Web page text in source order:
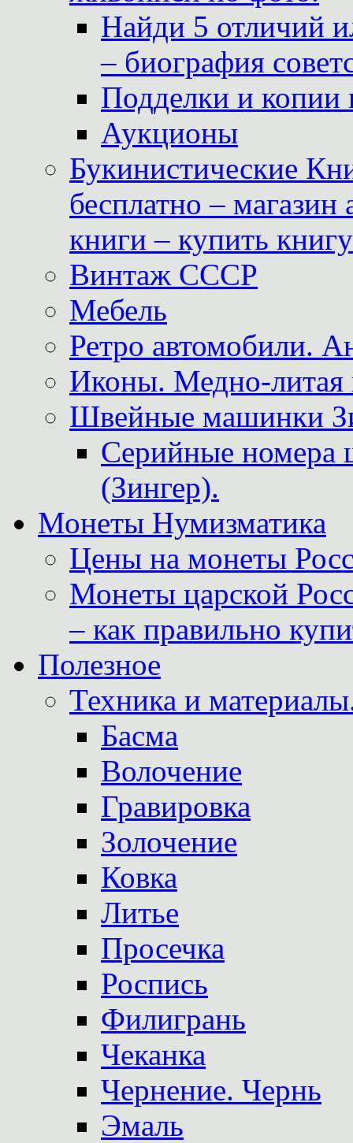
Найди 5 отличий
– биография
Подделки и копии
Аукционы
Букинистические
бесплатно –
книги – купить
Винтаж СССР
Мебель
Ретро автомобили.
Иконы. Медно-литая
Швейные машинки
Серийные
(Зингер).
Монеты Нумизматика
Цены на монеты
Монеты царской
– как правильно
Полезное
Техника и
Басма
Волочение
Гравировка
Золочение
Ковка
Литье
Просечка
Роспись
Филигрань
Чеканка
Чернение. Чернь
Эмаль